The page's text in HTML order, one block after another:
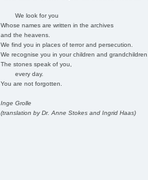
We look for you
Whose names are written in the archives
and the heavens.
We find you in places of terror and persecution.
We recognise you in your children and
The stones speak of you,
every day.
You are not forgotten.
Inge Grolle
(translation by Dr. Anne Stokes and Ingrid Haas)